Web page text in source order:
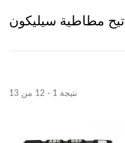
مطاطية سيليكون
نتيجة 1 - 12 من 13